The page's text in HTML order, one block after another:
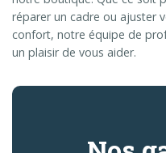
réparer un cadre ou ajuster
confort, notre équipe de
un plaisir de vous aider.